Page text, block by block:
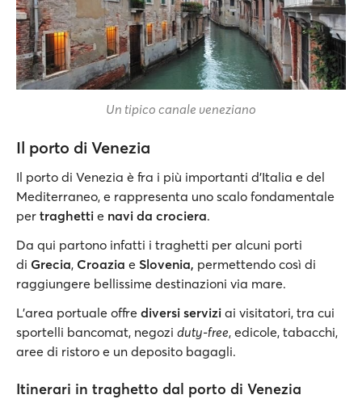
Un tipico canale veneziano
Il porto di Venezia
Il porto di Venezia è fra i più importanti d’Italia e del
Mediterraneo, e rappresenta uno scalo fondamentale
per traghetti e navi da crociera.
Da qui partono infatti i traghetti per alcuni porti
di Grecia, Croazia e Slovenia, permettendo così di
raggiungere bellissime destinazioni via mare.
L'area portuale offre diversi servizi ai visitatori, tra cui
sportelli bancomat, negozi duty-free, edicole, tabacchi,
aree di ristoro e un deposito bagagli.
Itinerari in traghetto dal porto di Venezia